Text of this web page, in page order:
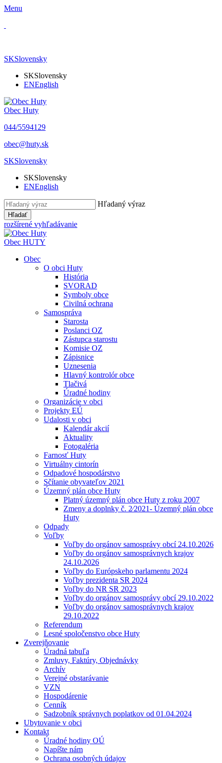
Menu
SKSlovensky
SKSlovensky
ENEnglish
Obec Huty
​044/5594129
​obec@huty.sk
SKSlovensky
SKSlovensky
ENEnglish
Hľadaný výraz
Hľadať
rozšírené vyhľadávanie
Obec HUTY
Obec
O obci Huty
História
SVORAD
Symboly obce
Civilná ochrana
Samospráva
Starosta
Poslanci OZ
Zástupca starostu
Komisie OZ
Zápisnice
Uznesenia
Hlavný kontrolór obce
Tlačivá
Úradné hodiny
Organizácie v obci
Projekty EÚ
Udalosti v obci
Kalendár akcií
Aktuality
Fotogaléria
Farnosť Huty
Virtuálny cintorín
Odpadové hospodárstvo
Sčítanie obyvateľov 2021
Územný plán obce Huty
Platný územný plán obce Huty z roku 2007
Zmeny a doplnky č. 2⁄2021- Územný plán obce
Huty
Odpady
Voľby
Voľby do orgánov samosprávy obcí 24.10.2026
Voľby do orgánov samosprávnych krajov
24.10.2026
Voľby do Európskeho parlamentu 2024
Voľby prezidenta SR 2024
Voľby do NR SR 2023
Voľby do orgánov samosprávy obcí 29.10.2022
Voľby do orgánov samosprávnych krajov
29.10.2022
Referendum
Lesné spoločenstvo obce Huty
Zverejňovanie
Úradná tabuľa
Zmluvy, Faktúry, Objednávky
Archív
Verejné obstarávanie
VZN
Hospodárenie
Cenník
Sadzobník správnych poplatkov od 01.04.2024
Ubytovanie v obci
Kontakt
Úradné hodiny OÚ
Napíšte nám
Ochrana osobných údajov